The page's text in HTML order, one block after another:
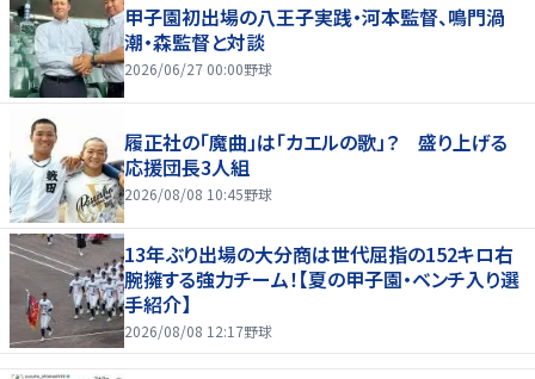
甲子園初出場の八王子実践・河本監督、鳴門渦
潮・森監督と対談
2026/06/27 00:00野球
履正社の「魔曲」は「カエルの歌」？ 盛り上げる
応援団長3人組
2026/08/08 10:45野球
13年ぶり出場の大分商は世代屈指の152キロ右
腕擁する強力チーム！【夏の甲子園・ベンチ入り選
手紹介】
2026/08/08 12:17野球